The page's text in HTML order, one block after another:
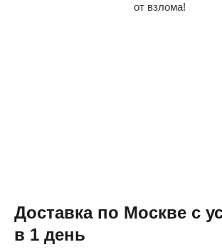
от взлома!
Доставка по Москве с
в 1 день